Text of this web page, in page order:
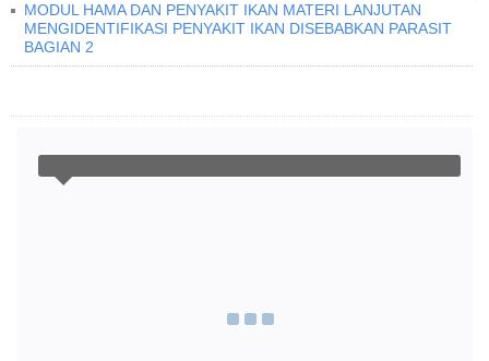
MODUL HAMA DAN PENYAKIT IKAN MATERI LANJUTAN
MENGIDENTIFIKASI PENYAKIT IKAN DISEBABKAN PARASIT
BAGIAN 2